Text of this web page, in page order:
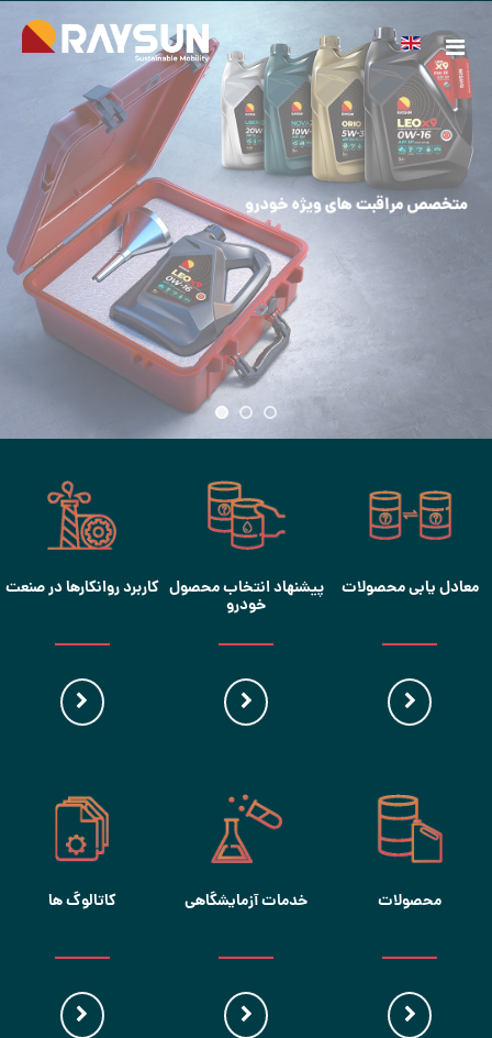
معادل یابی محصولات پیشنهاد انتخاب محصول
خودرو
کاربرد روانکارها در صنعت
محصولات خدمات آزمایشگاهی کاتالوگ ها